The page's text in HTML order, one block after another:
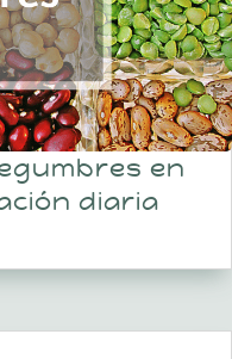
en
diaria